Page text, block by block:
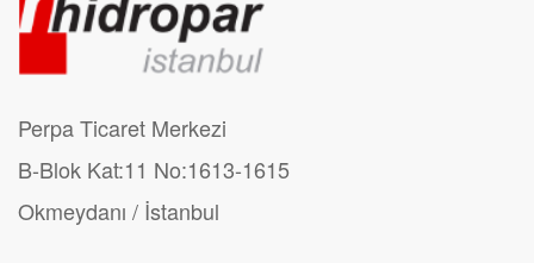
Perpa Ticaret Merkezi
B-Blok Kat:11 No:1613-1615
Okmeydanı / İstanbul